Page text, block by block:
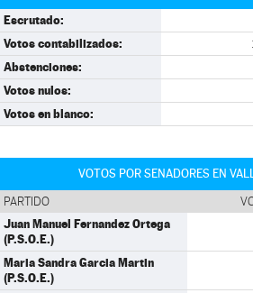
Escrutado:
Votos contabilizados:
Abstenciones:
Votos nulos:
Votos en blanco:
VOTOS POR SENADORES EN
PARTIDO
Juan Manuel Fernandez Ortega
(P.S.O.E.)
Maria Sandra Garcia Martin
(P.S.O.E.)